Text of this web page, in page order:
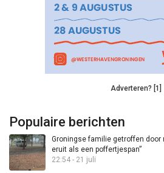
Adverteren? [1]
Populaire berichten
Groningse familie getroffen door
eruit als een poffertjespan”
22:54 - 21 juli